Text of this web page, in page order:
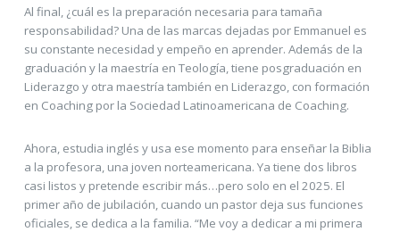
Al final, ¿cuál es la preparación necesaria para tamaña
responsabilidad? Una de las marcas dejadas por Emmanuel es
su constante necesidad y empeño en aprender. Además de la
graduación y la maestría en Teología, tiene posgraduación en
Liderazgo y otra maestría también en Liderazgo, con formación
en Coaching por la Sociedad Latinoamericana de Coaching.
Ahora, estudia inglés y usa ese momento para enseñar la Biblia
a la profesora, una joven norteamericana. Ya tiene dos libros
casi listos y pretende escribir más…pero solo en el 2025. El
primer año de jubilación, cuando un pastor deja sus funciones
oficiales, se dedica a la familia. “Me voy a dedicar a mi primera